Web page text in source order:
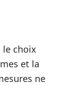
le choix
et la
ne